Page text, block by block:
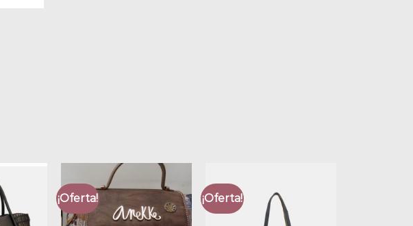
¡Oferta! ¡Oferta!